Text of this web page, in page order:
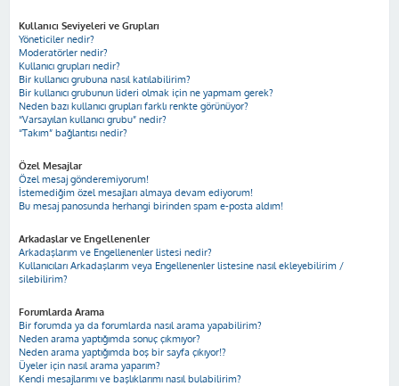
Kullanıcı Seviyeleri ve Grupları
Yöneticiler nedir?
Moderatörler nedir?
Kullanıcı grupları nedir?
Bir kullanıcı grubuna nasıl katılabilirim?
Bir kullanıcı grubunun lideri olmak için ne yapmam gerek?
Neden bazı kullanıcı grupları farklı renkte görünüyor?
“Varsayılan kullanıcı grubu” nedir?
“Takım” bağlantısı nedir?
Özel Mesajlar
Özel mesaj gönderemiyorum!
İstemediğim özel mesajları almaya devam ediyorum!
Bu mesaj panosunda herhangi birinden spam e-posta aldım!
Arkadaşlar ve Engellenenler
Arkadaşlarım ve Engellenenler listesi nedir?
Kullanıcıları Arkadaşlarım veya Engellenenler listesine nasıl ekleyebilirim /
silebilirim?
Forumlarda Arama
Bir forumda ya da forumlarda nasıl arama yapabilirim?
Neden arama yaptığımda sonuç çıkmıyor?
Neden arama yaptığımda boş bir sayfa çıkıyor!?
Üyeler için nasıl arama yaparım?
Kendi mesajlarımı ve başlıklarımı nasıl bulabilirim?